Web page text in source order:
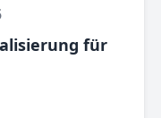
für